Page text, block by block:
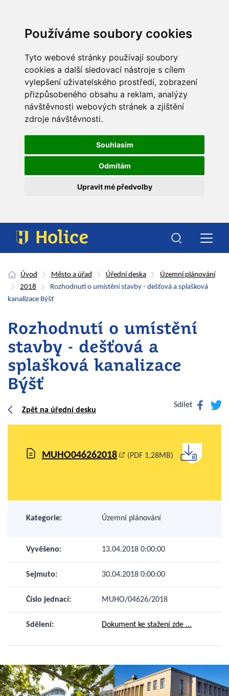
Používáme soubory cookies
Tyto webové stránky používají soubory
cookies a další sledovací nástroje s cílem
vylepšení uživatelského prostředí, zobrazení
přizpůsobeného obsahu a reklam, analýzy
návštěvnosti webových stránek a zjištění
zdroje návštěvnosti.
Souhlasím
Odmítám
Upravit mé předvolby
Úvod Město a úřad Úřední deska
Územní plánování
2018
Rozhodnutí o umístění stavby - dešťová a splašková
kanalizace Býšť
Rozhodnutí o umístění
stavby - dešťová a
splašková kanalizace
Býšť
Zpět na úřední desku
Sdílet Facebook
MUHO046262018 (PDF 1,28MB)
Kategorie: Územní plánování
Vyvěšeno: 13.04.2018 0:00:00
Sejmuto: 30.04.2018 0:00:00
Číslo jednací: MUHO/04626/2018
Sdělení: Dokument ke stažení zde ...